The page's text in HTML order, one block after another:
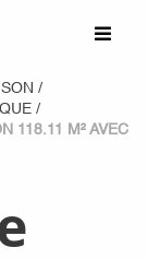
/
/
118.11 M² AVEC